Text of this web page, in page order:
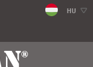
HU